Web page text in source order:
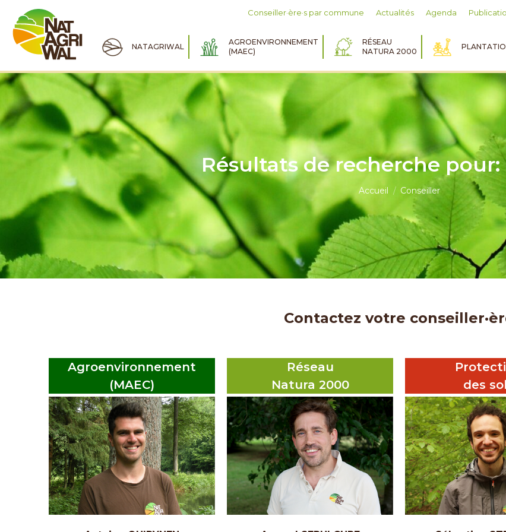
Conseiller·ère·s par commune Actualités Agenda
NATAGRIWAL
AGROENVIRONNEMENT
(MAEC)
RÉSEAU
NATURA 2000
Résultats de recherche pour:
Vous êtes ici :
Accueil Conseiller
Contactez votre
Agroenvironnement
(MAEC)
Réseau
Natura 2000
des